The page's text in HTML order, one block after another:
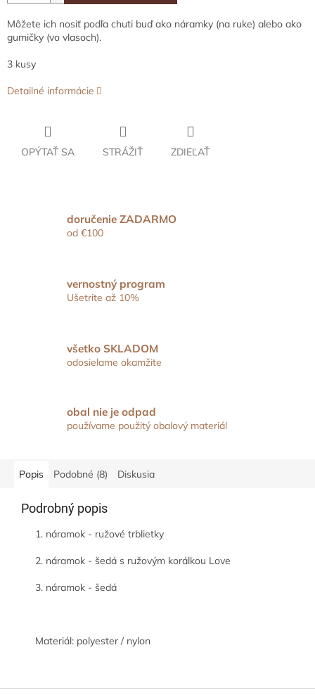
Môžete ich nosiť podľa chuti buď ako náramky (na ruke) alebo ako
gumičky (vo vlasoch).
3 kusy
Detailné informácie
OPÝTAŤ SA STRÁŽIŤ ZDIEĽAŤ
doručenie ZADARMO
od €100
vernostný program
Ušetrite až 10%
všetko SKLADOM
odosielame okamžite
obal nie je odpad
používame použitý obalový materiál
Popis Podobné (8) Diskusia
Podrobný popis
1. náramok - ružové trblietky
2. náramok - šedá s ružovým korálkou Love
3. náramok - šedá
Materiál: polyester / nylon